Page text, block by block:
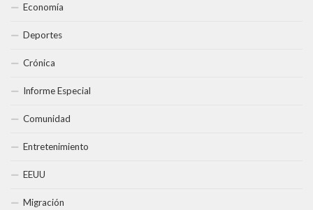
Economía
Deportes
Crónica
Informe Especial
Comunidad
Entretenimiento
EEUU
Migración